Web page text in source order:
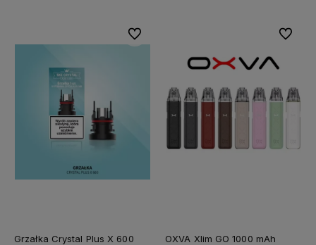
Grzałka Crystal Plus X 600
Do ulubionych
OXVA Xlim GO 1000 mAh
Do